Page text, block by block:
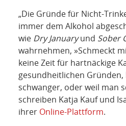
„Die Gründe für Nicht-
immer dem Alkohol
wie Dry Januaryund Sober
wahrnehmen, »Schmeckt
keine Zeit für hartnäckige
gesundheitlichen Gründen,
schwanger, oder weil man
schreiben Katja Kauf und
ihrer Online-Plattform.